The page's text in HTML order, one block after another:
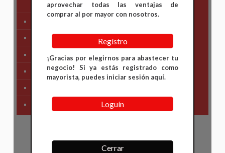
Yamaha
Partes de Motor
Partes del Chasis
SIstema Eléctrico
aprovechar todas las ventajas de
comprar al por mayor con nosotros.
Regístro
¡Gracias por elegirnos para abastecer tu
negocio! Si ya estás registrado como
mayorista, puedes iniciar sesión aquí.
Loguín
Cerrar